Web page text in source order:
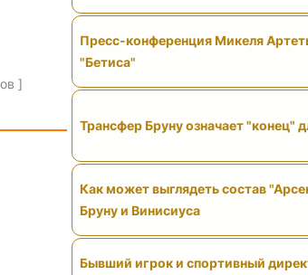
]
Пресс-конференция Микеля
"Бетиса"
Трансфер Бруну означает "конец"
Как может выглядеть состав
Бруну и Винисиуса
Бывший игрок и спортивный